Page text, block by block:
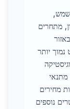
שמש,
4400 ₪ לטון, מתחרים
יותר
מחירים
נוספים